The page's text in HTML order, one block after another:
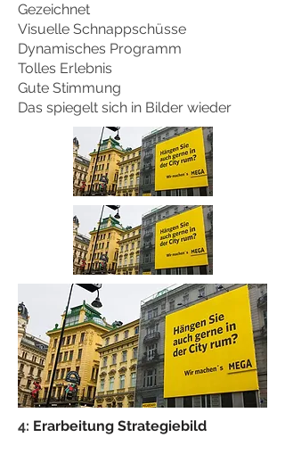
Gezeichnet
Visuelle Schnappschüsse
Dynamisches Programm
Tolles Erlebnis
Gute Stimmung
Das spiegelt sich in Bilder wieder
4: Erarbeitung Strategiebild